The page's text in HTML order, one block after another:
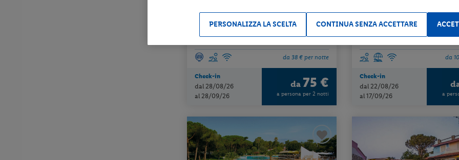
da 38 € per notte
Check-in
dal 28/08/26
al 28/09/26
da 75 €
a persona per 2 notti
da
Check-in
dal 22/08/26
al 17/09/26
a
CONTINUA SENZA ACCETTARE
PERSONALIZZA LA SCELTA